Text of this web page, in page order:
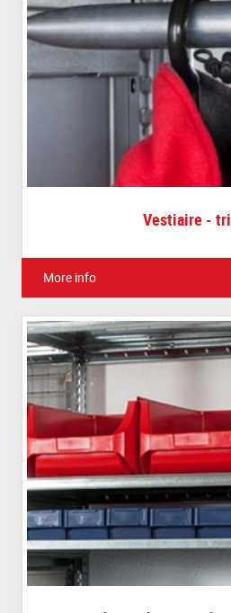
Vestiaire -
More info